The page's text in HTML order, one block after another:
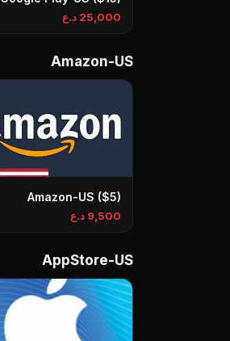
25,000 د.ع
Amazon-US
Amazon-US ($5)
9,500 د.ع
AppStore-US